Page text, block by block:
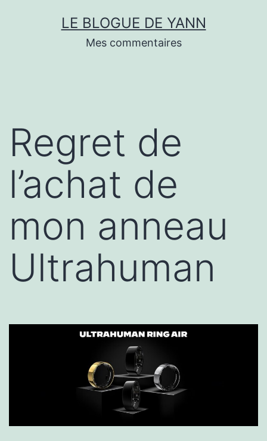
LE BLOGUE DE YANN
Mes commentaires
Regret de
l’achat de
mon anneau
Ultrahuman